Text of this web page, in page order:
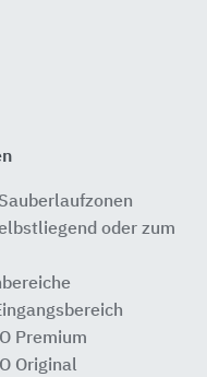
oder zum
Premium
Original